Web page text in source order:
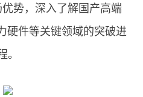
势，深入了解国产高端
硬件等关键领域的突破进
。